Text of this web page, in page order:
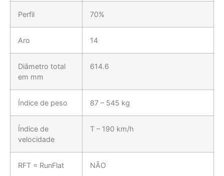
Perfil 70%
Aro 14
Diâmetro total
em mm
614.6
Índice de peso 87 – 545 kg
Índice de
velocidade
T – 190 km/h
RFT = RunFlat NÃO